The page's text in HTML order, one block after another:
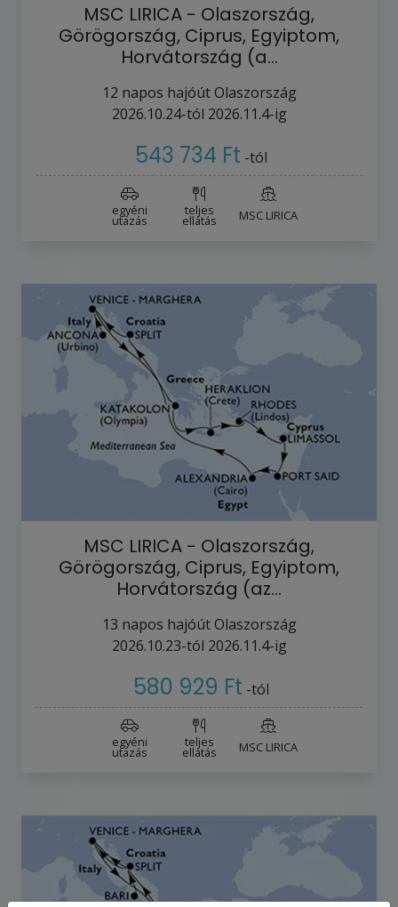
MSC LIRICA - Olaszország,
Görögország, Ciprus, Egyiptom,
Horvátország (a…
12 napos hajóútOlaszország
2026.10.24-tól 2026.11.4-ig
543 734 Ft -tól
egyéni
utazás
teljes
ellátás MSC LIRICA
MSC LIRICA - Olaszország,
Görögország, Ciprus, Egyiptom,
Horvátország (az…
13 napos hajóútOlaszország
2026.10.23-tól 2026.11.4-ig
580 929 Ft -tól
egyéni
utazás
teljes
ellátás MSC LIRICA